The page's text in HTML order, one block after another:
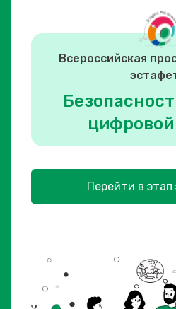
Всероссийская
Перейти в